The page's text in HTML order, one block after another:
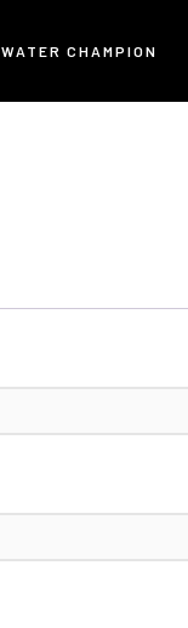
WATER CHAMPION